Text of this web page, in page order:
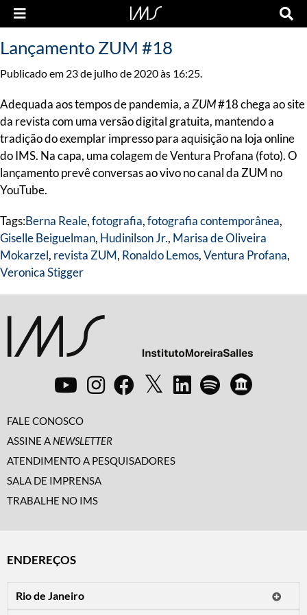
Lançamento ZUM #18
Publicado em 23 de julho de 2020 às 16:25.
Adequada aos tempos de pandemia, aZUM#18 chega ao site
da revista com uma versão digital gratuita, mantendo a
tradição do exemplar impresso para aquisição na loja online
do IMS. Na capa, uma colagem de Ventura Profana (foto). O
lançamento prevê conversas ao vivo no canal da ZUM no
YouTube.
Tags:Berna Reale,fotografia,fotografia contemporânea,
Giselle Beiguelman, Hudinilson Jr., Marisa de Oliveira
Mokarzel, revista ZUM, Ronaldo Lemos,Ventura Profana,
Veronica Stigger
FALE CONOSCO
ASSINE A NEWSLETTER
ATENDIMENTO A PESQUISADORES
SALA DE IMPRENSA
TRABALHE NO IMS
ENDEREÇOS
Rio de Janeiro